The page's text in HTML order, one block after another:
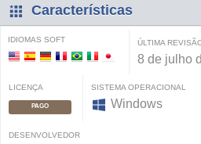
Características
IDIOMAS SOFT ÚLTIMA
8 de julho
LICENÇA
PAGO
SISTEMA OPERACIONAL
Windows
DESENVOLVEDOR